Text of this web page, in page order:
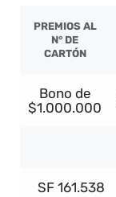
PREMIOS AL
N° DE
CARTÓN
Bono de
$1.000.000
SF 161.538